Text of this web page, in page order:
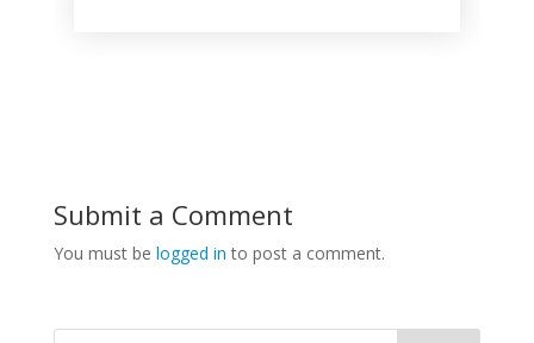
Submit a Comment
You must be logged in to post a comment.